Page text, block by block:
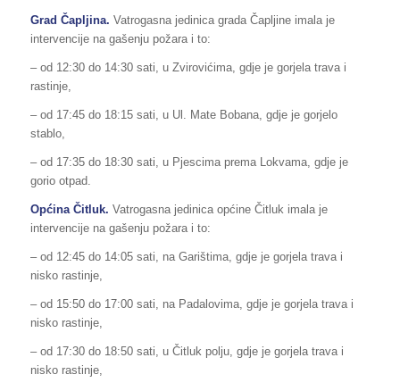
Grad Čapljina. Vatrogasna jedinica grada Čapljine imala je
intervencije na gašenju požara i to:
– od 12:30 do 14:30 sati, u Zvirovićima, gdje je gorjela trava i
rastinje,
– od 17:45 do 18:15 sati, u Ul. Mate Bobana, gdje je gorjelo
stablo,
– od 17:35 do 18:30 sati, u Pjescima prema Lokvama, gdje je
gorio otpad.
Općina Čitluk. Vatrogasna jedinica općine Čitluk imala je
intervencije na gašenju požara i to:
– od 12:45 do 14:05 sati, na Garištima, gdje je gorjela trava i
nisko rastinje,
– od 15:50 do 17:00 sati, na Padalovima, gdje je gorjela trava i
nisko rastinje,
– od 17:30 do 18:50 sati, u Čitluk polju, gdje je gorjela trava i
nisko rastinje,